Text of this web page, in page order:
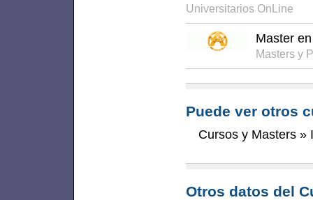
Universitarios OnLine
Master
Masters y
Puede ver otros
Cursos y Masters »
Otros datos del